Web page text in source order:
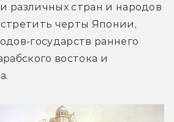
различных стран и народов
черты Японии,
государств раннего
востока и